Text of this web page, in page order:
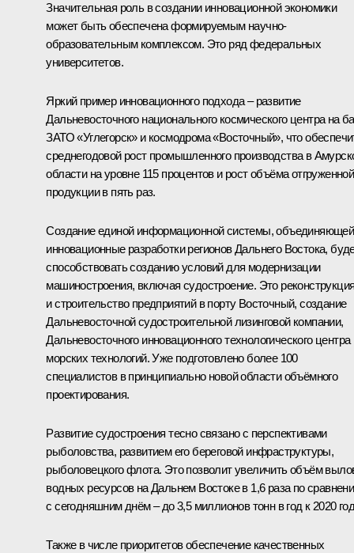
Значительная роль в создании инновационной экономики
может быть обеспечена формируемым научно-
образовательным комплексом. Это ряд федеральных
университетов.
Яркий пример инновационного подхода – развитие
Дальневосточного национального космического центра на
ЗАТО «Углегорск» и космодрома «Восточный», что
среднегодовой рост промышленного производства в
области на уровне 115 процентов и рост объёма отгруженной
продукции в пять раз.
Создание единой информационной системы, объединяющей
инновационные разработки регионов Дальнего Востока,
способствовать созданию условий для модернизации
машиностроения, включая судостроение. Это
и строительство предприятий в порту Восточный, создание
Дальневосточной судостроительной лизинговой компании,
Дальневосточного инновационного технологического центра
морских технологий. Уже подготовлено более 100
специалистов в принципиально новой области объёмного
проектирования.
Развитие судостроения тесно связано с перспективами
рыболовства, развитием его береговой инфраструктуры,
рыболовецкого флота. Это позволит увеличить объём
водных ресурсов на Дальнем Востоке в 1,6 раза по
с сегодняшним днём – до 3,5 миллионов тонн в год к 2020
Также в числе приоритетов обеспечение качественных